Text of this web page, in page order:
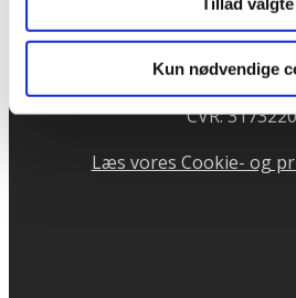
Kun nødvendige
81 11 76 64
Telefontid mandag og
CVR:
Læs vores Cookie- og